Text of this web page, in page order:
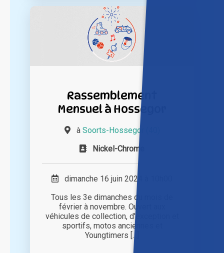
Rassemblement
Mensuel à Hossegor
à Soorts-Hossegor (40)
Nickel-Chrome
dimanche 16 juin 2024 à 10h00
Tous les 3e dimanches du mois de
février à novembre. Ouvert aux
véhicules de collection, d'exception et
sportifs, motos anciennes et
Youngtimers [...]